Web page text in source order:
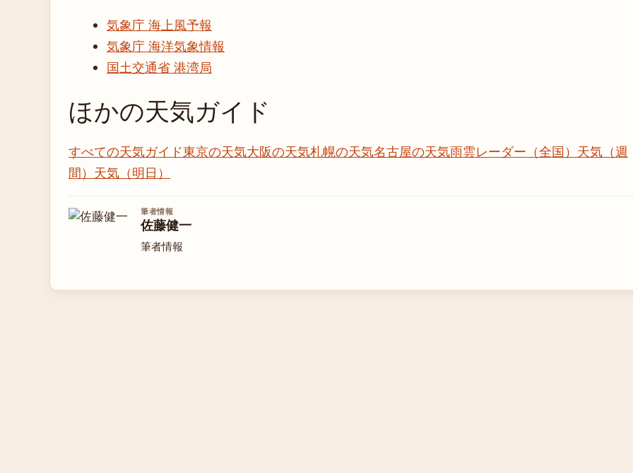
気象庁 海上風予報
気象庁 海洋気象情報
国土交通省 港湾局
ほかの天気ガイド
すべての天気ガイド東京の天気大阪の天気札幌の天気名古屋の天気雨雲レーダー（全国） 天気（週
間） 天気（明日）
筆者情報
佐藤健一
筆者情報